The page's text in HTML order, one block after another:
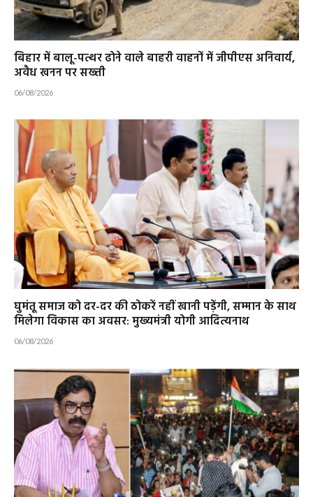
बिहार में बालू-पत्थर ढोने वाले बाहरी वाहनों में जीपीएस अनिवार्य,
अवैध खनन पर सख्ती
06/08/2026
घुमंतू समाज को दर-दर की ठोकरें नहीं खानी पड़ेंगी, सम्मान के साथ
मिलेगा विकास का अवसर: मुख्यमंत्री योगी आदित्यनाथ
06/08/2026